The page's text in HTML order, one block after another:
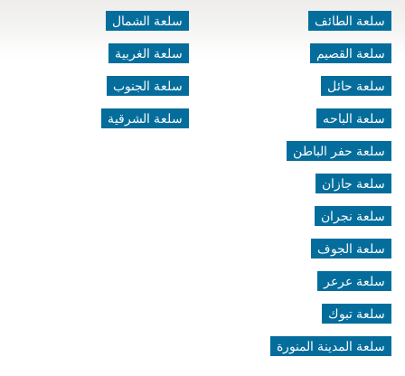
سلعة الطائف
سلعة القصيم
سلعة حائل
سلعة الباحه
سلعة حفر الباطن
سلعة جازان
سلعة نجران
سلعة الجوف
سلعة عرعر
سلعة تبوك
سلعة المدينة المنورة
سلعة الشمال
سلعة الغربية
سلعة الجنوب
سلعة الشرقية